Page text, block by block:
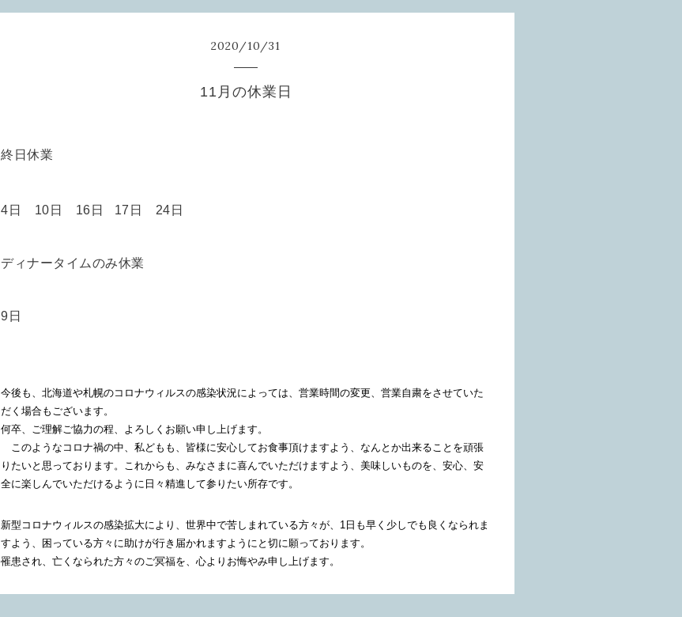
2020/10/31
11月の休業日
終日休業
4日 10日 16 日 17日 24日
ディナータイムのみ休業
9日
今後も、北海道や札幌のコロナウィルスの感染状況によっては、営業時間の変更、営業自粛をさせていた
だく場合もございます。
何卒、ご理解ご協力の程、よろしくお願い申し上げます。
このようなコロナ禍の中、私どもも、皆様に安心してお食事頂けますよう、なんとか出来ることを頑張
りたいと思っております。これからも、みなさまに喜んでいただけますよう、美味しいものを、安心、安
全に楽しんでいただけるように日々精進して参りたい所存です。
新型コロナウィルスの感染拡大により、世界中で苦しまれている方々が、1日も早く少しでも良くなられま
すよう、困っている方々に助けが行き届かれますようにと切に願っております。
罹患され、亡くなられた方々のご冥福を、心よりお悔やみ申し上げます。